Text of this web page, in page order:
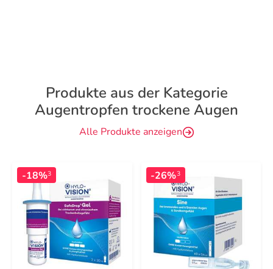
Produkte aus der Kategorie
Augentropfen trockene Augen
Alle Produkte anzeigen
-18%3 -26%3